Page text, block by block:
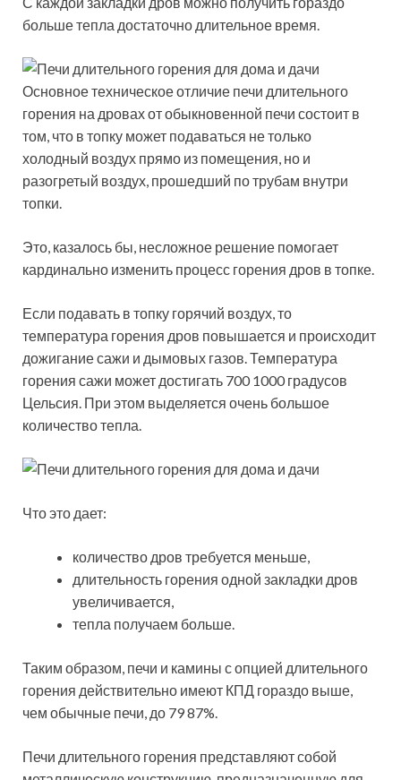
больше тепла достаточно длительное время.
Основное техническое отличие печи длительного
горения на дровах от обыкновенной печи состоит в
том, что в топку может подаваться не только
холодный воздух прямо из помещения, но и
разогретый воздух, прошедший по трубам внутри
топки.
Это, казалось бы, несложное решение помогает
кардинально изменить процесс горения дров в топке.
Если подавать в топку горячий воздух, то
температура горения дров повышается и происходит
дожигание сажи и дымовых газов. Температура
горения сажи может достигать 700 1000 градусов
Цельсия. При этом выделяется очень большое
количество тепла.
Что это дает:
количество дров требуется меньше,
длительность горения одной закладки дров
увеличивается,
тепла получаем больше.
Таким образом, печи и камины с опцией длительного
горения действительно имеют КПД гораздо выше,
чем обычные печи, до 79 87%.
Печи длительного горения представляют собой